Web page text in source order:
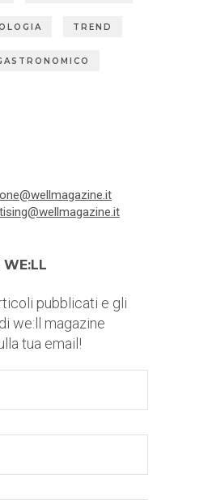
TREND
WE:LL
pubblicati e gli
we:ll magazine
tua email!